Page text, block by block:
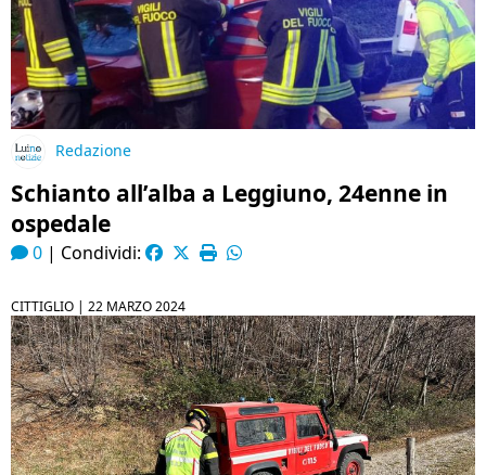
Redazione
Schianto all’alba a Leggiuno, 24enne in
ospedale
0 | Condividi:
CITTIGLIO | 22 MARZO 2024